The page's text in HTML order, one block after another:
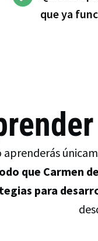
que ya
aprenderás
que Carmen
para